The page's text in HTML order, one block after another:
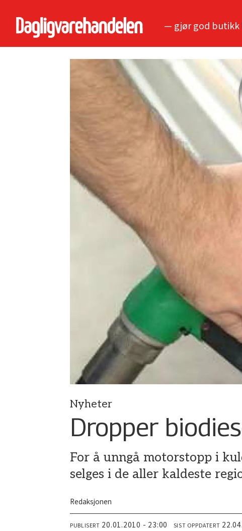
— gjør god butikk
Nyheter
Dropper
For å unngå motorstopp i
selges i de aller kaldeste
Redaksjonen
PUBLISERT 20.01.2010 - 23:00 SIST OPPDATERT